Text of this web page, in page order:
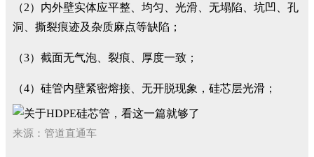
（2）内外壁实体应平整、均匀、光滑、无塌陷、坑凹、孔
洞、撕裂痕迹及杂质麻点等缺陷；
（3）截面无气泡、裂痕、厚度一致；
（4）硅管内壁紧密熔接、无开脱现象，硅芯层光滑；
来源：管道直通车